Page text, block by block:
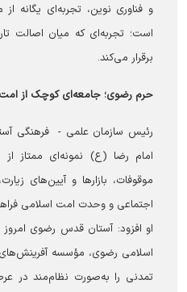
و فناوری نوین، تجربه‌ای یگانه
است؛ تجربه‌ای که میان اصالت
برقرار می‌کند.
حرم رضوی؛ جامعه‌ای کوچک از
رئیس سازمان علمی‌ - ‌ فرهنگی
امام رضا (ع) نمونه‌ای ممتاز
موقوفات، بازارها و آیین‌های
اجتماعی و وحدت امت اسلامی
او افزود: آستان قدس رضوی
اسلامی رضوی، مؤسسه
تمدنی را به‌صورت نظام‌مند در